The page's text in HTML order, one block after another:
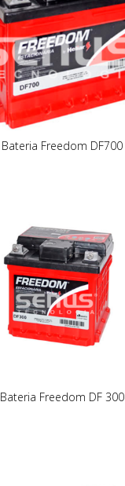
Bateria Freedom DF700
Bateria Freedom DF 300